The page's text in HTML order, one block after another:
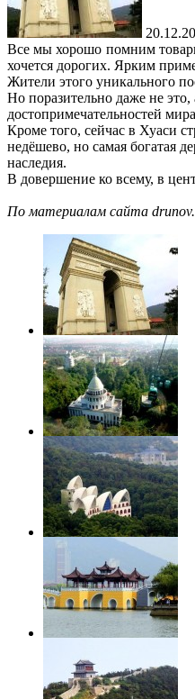
Все мы хорошо помним
хочется дорогих. Ярким
Жители этого уникального
Но поразительно даже не
достопримечательностей
Кроме того, сейчас в Хуаси
недёшево, но самая богатая
наследия.
В довершение ко всему, в
По материалам сайта